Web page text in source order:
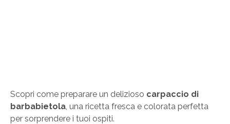
Scopri come preparare un delizioso carpaccio di
barbabietola, una ricetta fresca e colorata perfetta
per sorprendere i tuoi ospiti.